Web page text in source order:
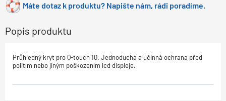
Máte dotaz k produktu? Napište nám, rádi poradíme.
Popis produktu
Průhledný kryt pro Q-touch 10. Jednoduchá a účinná ochrana před
politím nebo jiným poškozením lcd displeje.